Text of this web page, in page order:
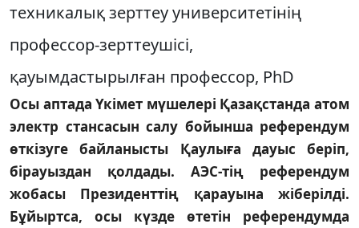
техникалық зерттеу университетінің
профессор-зерттеушісі,
қауымдастырылған профессор, PhD
Осы аптада Үкімет мүшелері Қазақстанда атом
электр стансасын салу бойынша референдум
өткізуге бай­ланысты Қаулыға дауыс беріп,
бірауыздан қолдады. АЭС-тің референдум
жобасы Президенттің қарауына жіберілді.
Бұйыртса, осы күзде өтетін референдумда